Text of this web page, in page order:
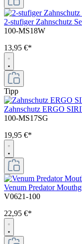
2-stufiger Zahnschutz
100-MS18W
13,95 €*
Tipp
Zahnschutz ERGO
100-MS17SG
19,95 €*
Venum Predator
V0621-100
22,95 €*